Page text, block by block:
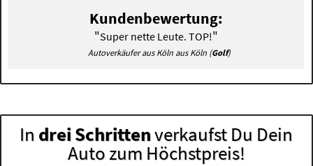
Kundenbewertung:
"Super nette Leute. TOP!"
Autoverkäufer aus Köln aus Köln (Golf)
In drei Schrittenverkaufst Du Dein
Auto zum Höchstpreis!